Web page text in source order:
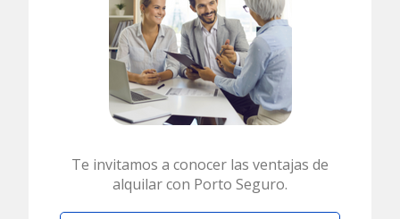
Te invitamos a conocer las ventajas de
alquilar con Porto Seguro.